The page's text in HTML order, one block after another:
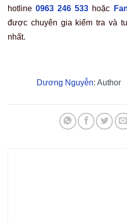
hotline 0963 246 533 hoặc
được chuyên gia kiểm tra và
nhất.
Dương Nguyễn: Author